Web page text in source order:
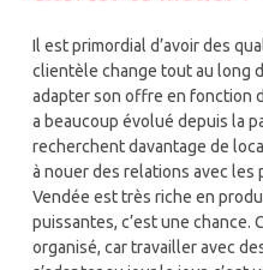
Il est primordial d’avoir des
clientèle change tout au long
adapter son offre en fonction
a beaucoup évolué depuis la
recherchent davantage de
à nouer des relations avec les
Vendée est très riche en
puissantes, c’est une
organisé, car travailler avec